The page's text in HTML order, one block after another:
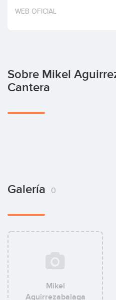
Invertir
WEB OFICIAL
Sobre Mikel
Cantera
Galería 0
Mikel
Aguirrezabalaga